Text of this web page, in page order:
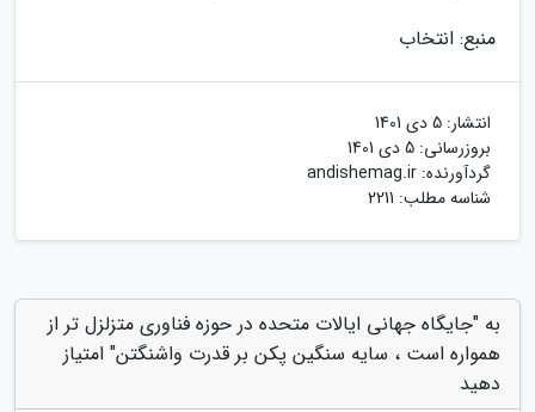
منبع: انتخاب
انتشار: 5 دی 1401
بروزرسانی: 5 دی 1401
گردآورنده: andishemag.ir
شناسه مطلب: 2211
به "جایگاه جهانی ایالات متحده در حوزه فناوری متزلزل تر از
همواره است ، سایه سنگین پکن بر قدرت واشنگتن" امتیاز
دهید